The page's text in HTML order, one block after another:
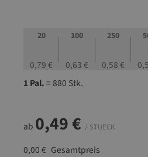
20
0,79 €
100
0,63 €
250
0,58 €
1 Pal.= 880 Stk.
ab 0,49 € / STUECK
0,00 € Gesamtpreis